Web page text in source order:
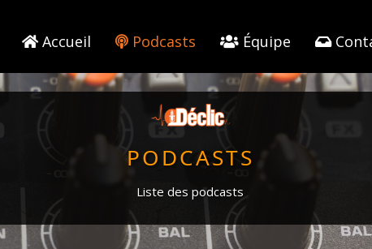
Accueil Podcasts Équipe
PODCASTS
Liste des podcasts